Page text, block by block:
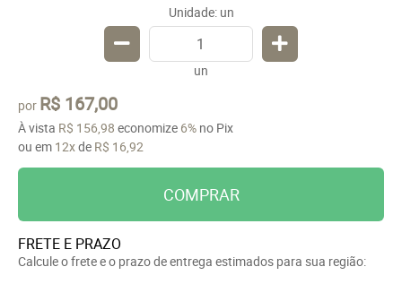
Unidade: un
un
por R$ 167,00
À vista R$ 156,98 economize 6% no Pix
ou em 12xde R$ 16,92
COMPRAR
FRETE E PRAZO
Calcule o frete e o prazo de entrega estimados para sua região: